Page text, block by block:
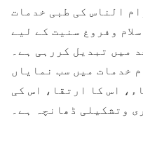
الناس کی طبی خدمات
وفروغ سنیت کے لیے
میں تبدیل کررہی ہے۔
خدمات میں سب نمایاں
اس کا ارتقا، اس کی
وتشکیلی ڈھانچہ ہے۔